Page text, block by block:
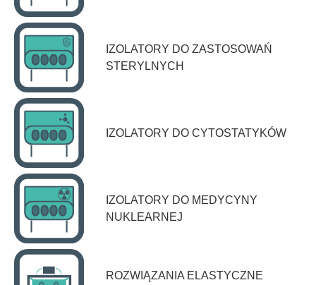
IZOLATORY DO ZASTOSOWAŃ
STERYLNYCH
IZOLATORY DO CYTOSTATYKÓW
IZOLATORY DO MEDYCYNY
NUKLEARNEJ
ROZWIĄZANIA ELASTYCZNE